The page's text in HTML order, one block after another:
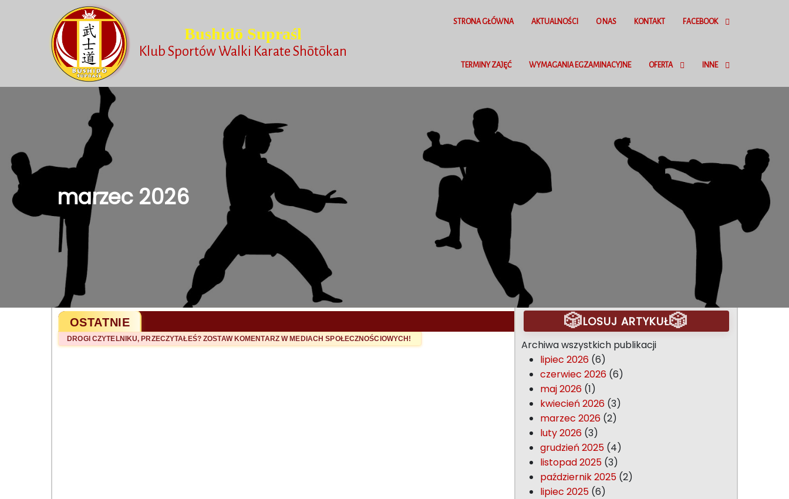
Bushidō Supraśl
Klub Sportów Walki Karate Shōtōkan
STRONA GŁÓWNA AKTUALNOŚCI O NAS KONTAKT FACEBOOK
TERMINY ZAJĘĆ WYMAGANIA EGZAMINACYJNE OFERTA INNE
marzec 2026
OSTATNIE
DROGI CZYTELNIKU, PRZECZYTAŁEŚ? ZOSTAW KOMENTARZ W MEDIACH SPOŁECZNOŚCIOWYCH!
🎲LOSUJ ARTYKUŁ🎲
Archiwa wszystkich publikacji
lipiec 2026 (6)
czerwiec 2026 (6)
maj 2026 (1)
kwiecień 2026 (3)
marzec 2026 (2)
luty 2026 (3)
grudzień 2025 (4)
listopad 2025 (3)
październik 2025 (2)
lipiec 2025 (6)